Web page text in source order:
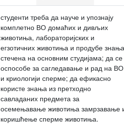
студенти треба да науче и упознају
комплетно ВО домаћих и дивљих
животиња, лабораторијских и
егзотичних животиња и продубе знања
стечена на основним студијама; да се
оспособе за сагледавање и рад на ВО
и криологији сперме; да ефикасно
користе знања из претходно
савладаних предмета за
осемењавање животиња замрзавање
коришћење сперме животиња.